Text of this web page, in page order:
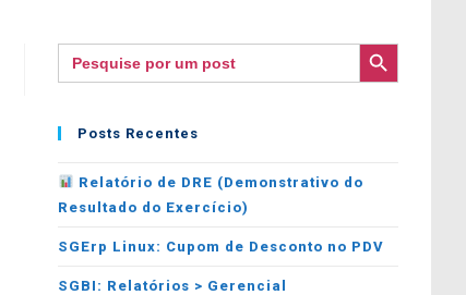
Search
for:
SEARCH BUTTON
Posts Recentes
Relatório de DRE (Demonstrativo do
Resultado do Exercício)
SGErp Linux: Cupom de Desconto no PDV
SGBI: Relatórios > Gerencial